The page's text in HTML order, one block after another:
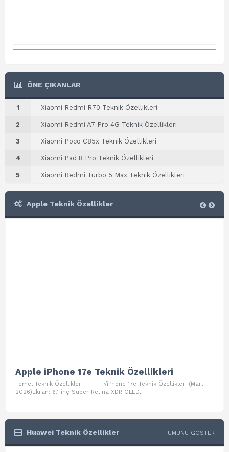
ÖNE ÇIKANLAR
1 Xiaomi Redmi R70 Teknik Özellikleri
2 Xiaomi Redmi A7 Pro 4G Teknik Özellikleri
3 Xiaomi Poco C85x Teknik Özellikleri
4 Xiaomi Pad 8 Pro Teknik Özellikleri
5 Xiaomi Redmi Turbo 5 Max Teknik Özellikleri
Apple Teknik Özellikler
Apple iPhone 17e Teknik Özellikleri
Temel Teknik Özellikler √iPhone 17e Teknik Özellikleri (Mart
2026)Ekran: 6.1 inç Super Retina XDR OLED,
Huawei Teknik Özellikler TÜMÜNÜ GÖSTER